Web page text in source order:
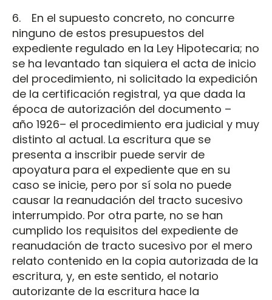
6. En el supuesto concreto, no concurre
ninguno de estos presupuestos del
expediente regulado en la Ley Hipotecaria; no
se ha levantado tan siquiera el acta de inicio
del procedimiento, ni solicitado la expedición
de la certificación registral, ya que dada la
época de autorización del documento –
año 1926– el procedimiento era judicial y muy
distinto al actual. La escritura que se
presenta a inscribir puede servir de
apoyatura para el expediente que en su
caso se inicie, pero por sí sola no puede
causar la reanudación del tracto sucesivo
interrumpido. Por otra parte, no se han
cumplido los requisitos del expediente de
reanudación de tracto sucesivo por el mero
relato contenido en la copia autorizada de la
escritura, y, en este sentido, el notario
autorizante de la escritura hace la